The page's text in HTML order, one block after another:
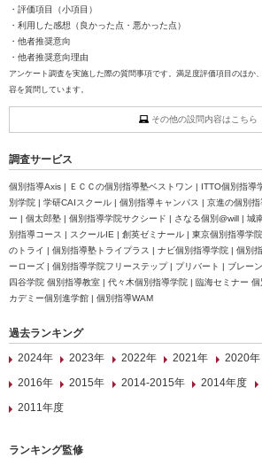
・評価項目（小項目）
・利用した感想（良かった点・悪かった点）
・他者推奨意向
・他者推奨意向理由
アンケート調査を実施した際の質問事項です。満足度評価項目のほか
容を質問しています。
その他の設問内容はこちら
調査サービス
個別指導Axis | ＥＣＣの個別指導塾ベストワン | ITTO個別指導
別学院 | 学研CAIスクール | 個別指導キャンパス | 京進の個別
ー | 個太郎塾 | 個別指導学院サクシード | さなる個別@will | 城
別指導コース | スクールIE | 創英ゼミナール | 東京個別指導学
のトライ | 個別指導塾トライプラス | ナビ個別指導学院 | 個別
ーローズ | 個別指導学院フリーステップ | プリバート | ブレー
四谷学院 個別指導教室 | 代々木個別指導学院 | 臨海セミナー
カデミー個別進学館 | 個別指導WAM
過去ランキング
2024年
2023年 2022年 2021年 2020年
2016年
2015年 2014-2015年 2014年度
2011年度
ランキング監修